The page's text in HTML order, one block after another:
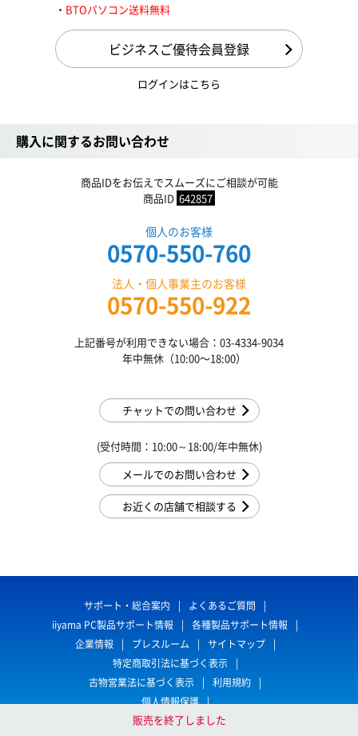
BTOパソコン送料無料
ビジネスご優待会員登録
ログインはこちら
購入に関するお問い合わせ
商品IDをお伝えでスムーズにご相談が可能
商品ID 642857
個人のお客様
0570-550-760
法人・個人事業主のお客様
0570-550-922
上記番号が利用できない場合：03-4334-9034
年中無休（10:00〜18:00）
チャットでの問い合わせ
(受付時間：10:00～18:00/年中無休)
メールでのお問い合わせ
お近くの店舗で相談する
販売を終了しました
サポート・総合案内
よくあるご質問
iiyama PC製品サポート情報
各種製品サポート情報
企業情報
プレスルーム
サイトマップ
特定商取引法に基づく表示
古物営業法に基づく表示
利用規約
個人情報保護